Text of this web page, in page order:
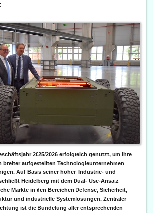
2025/2026 erfolgreich genutzt, um ihre
breiter aufgestellten Technologieunternehmen
Auf Basis seiner hohen Industrie- und
Heidelberg mit dem Dual- Use-Ansatz
Märkte in den Bereichen Defense, Sicherheit,
und industrielle Systemlösungen. Zentraler
ist die Bündelung aller entsprechenden